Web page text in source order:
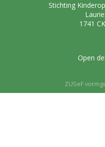
Stichting
1741 CK
Open
ZUSeF